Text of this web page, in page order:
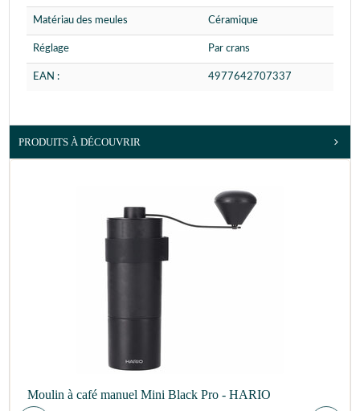
Matériau des meules Céramique
Réglage Par crans
EAN : 4977642707337
PRODUITS À DÉCOUVRIR
Moulin à café manuel Mini Black Pro - HARIO